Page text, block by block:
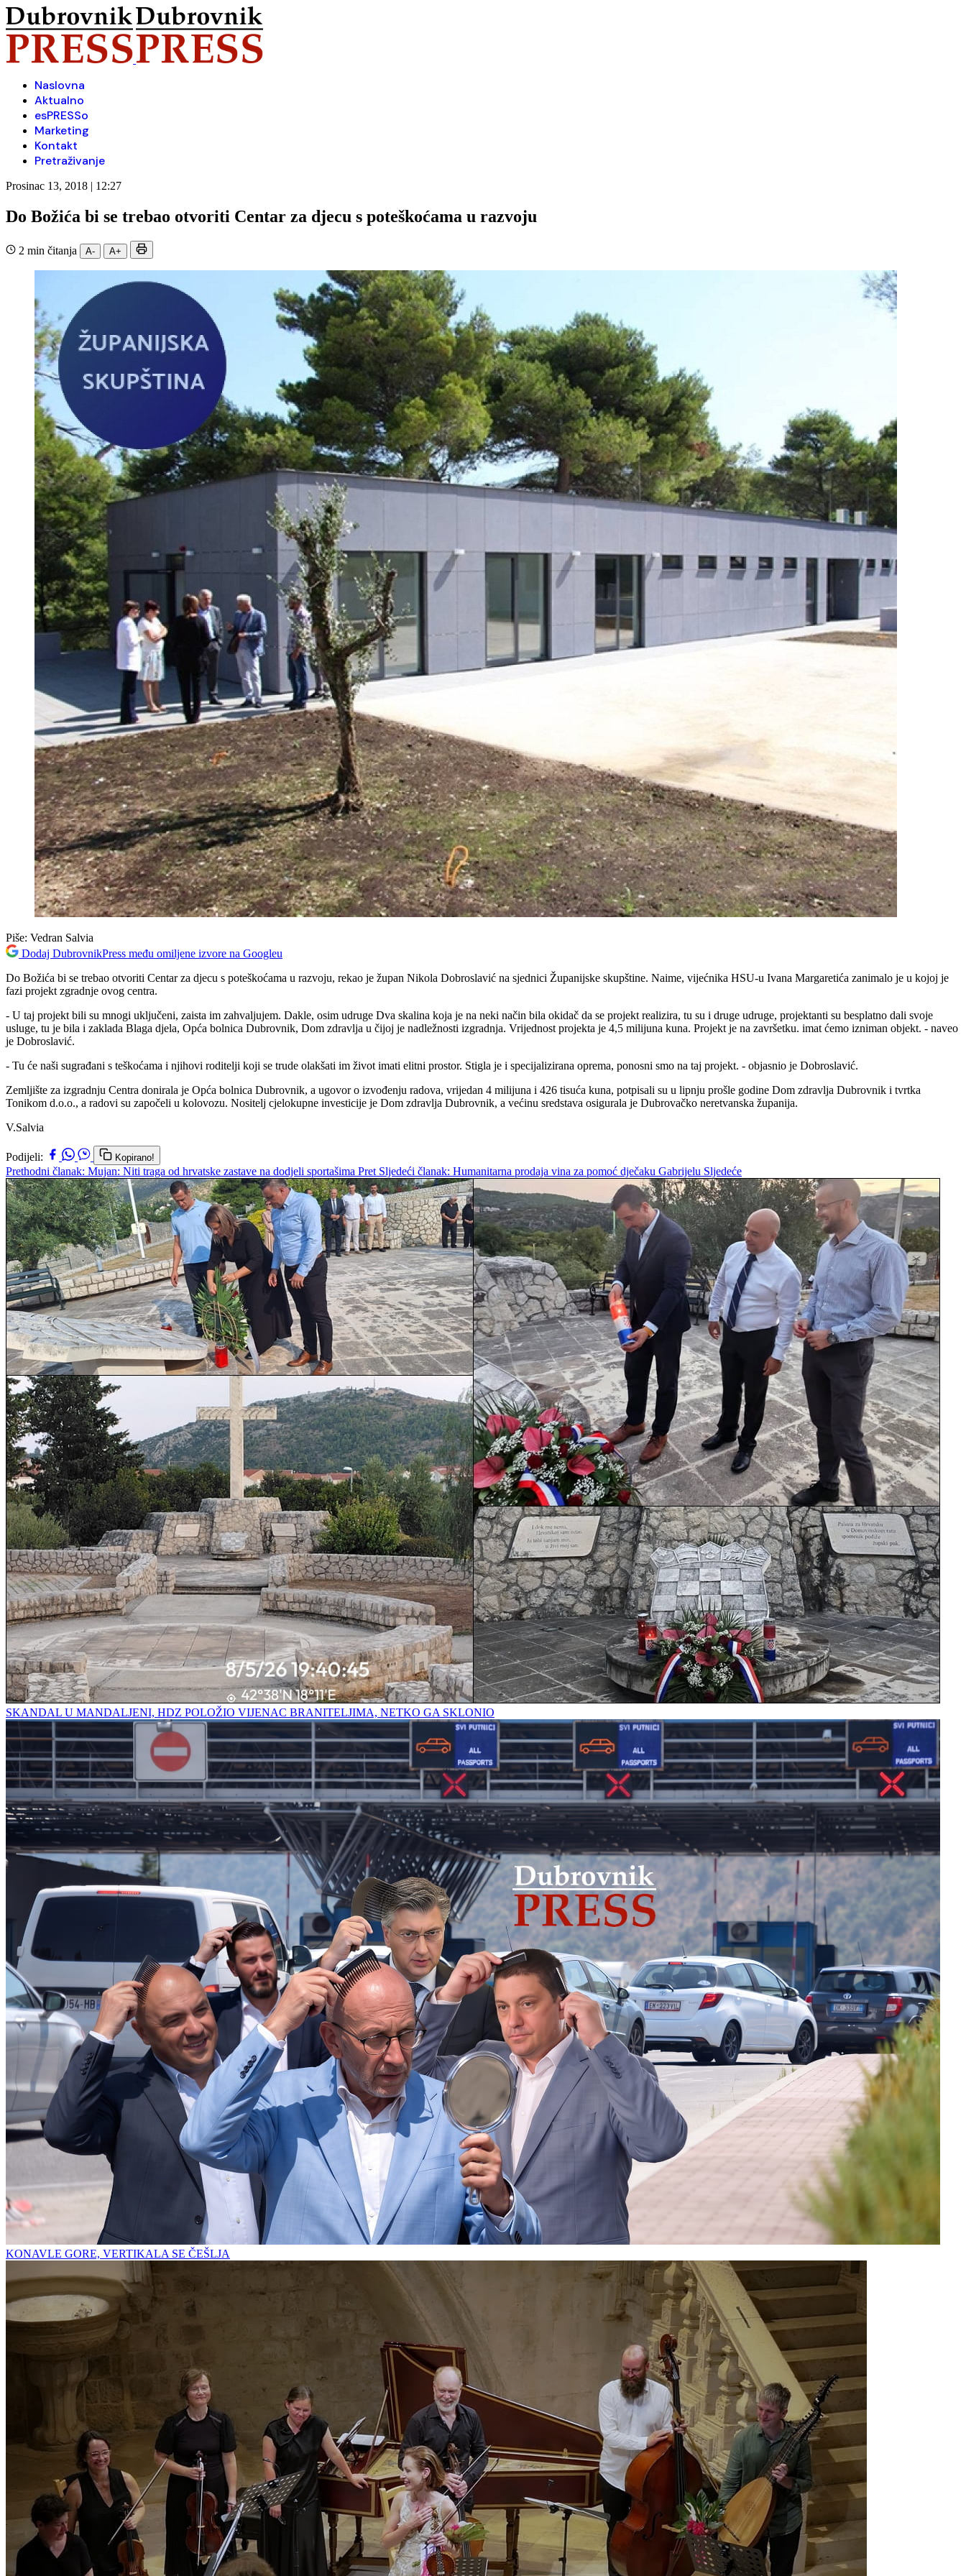
Naslovna
Aktualno
esPRESSo
Marketing
Kontakt
Pretraživanje
Prosinac 13, 2018 | 12:27
Do Božića bi se trebao otvoriti Centar za djecu s poteškoćama u razvoju
2 min čitanja A- A+
Piše: Vedran Salvia
Dodaj DubrovnikPress među omiljene izvore na Googleu
Do Božića bi se trebao otvoriti Centar za djecu s poteškoćama u razvoju, rekao je župan Nikola Dobroslavić na sjednici Županijske skupštine. Naime, vijećnika HSU-u Ivana Margaretića zanimalo je u kojoj je
fazi projekt zgradnje ovog centra.
- U taj projekt bili su mnogi uključeni, zaista im zahvaljujem. Dakle, osim udruge Dva skalina koja je na neki način bila okidač da se projekt realizira, tu su i druge udruge, projektanti su besplatno dali svoje
usluge, tu je bila i zaklada Blaga djela, Opća bolnica Dubrovnik, Dom zdravlja u čijoj je nadležnosti izgradnja. Vrijednost projekta je 4,5 milijuna kuna. Projekt je na završetku. imat ćemo izniman objekt. - naveo
je Dobroslavić.
- Tu će naši sugrađani s teškoćama i njihovi roditelji koji se trude olakšati im život imati elitni prostor. Stigla je i specijalizirana oprema, ponosni smo na taj projekt. - objasnio je Dobroslavić.
Zemljište za izgradnju Centra donirala je Opća bolnica Dubrovnik, a ugovor o izvođenju radova, vrijedan 4 milijuna i 426 tisuća kuna, potpisali su u lipnju prošle godine Dom zdravlja Dubrovnik i tvrtka
Tonikom d.o.o., a radovi su započeli u kolovozu. Nositelj cjelokupne investicije je Dom zdravlja Dubrovnik, a većinu sredstava osigurala je Dubrovačko neretvanska županija.
V.Salvia
Podijeli: Kopirano!
Prethodni članak: Mujan: Niti traga od hrvatske zastave na dodjeli sportašima Pret Sljedeći članak: Humanitarna prodaja vina za pomoć dječaku Gabrijelu Sljedeće
SKANDAL U MANDALJENI, HDZ POLOŽIO VIJENAC BRANITELJIMA, NETKO GA SKLONIO
KONAVLE GORE, VERTIKALA SE ČEŠLJA